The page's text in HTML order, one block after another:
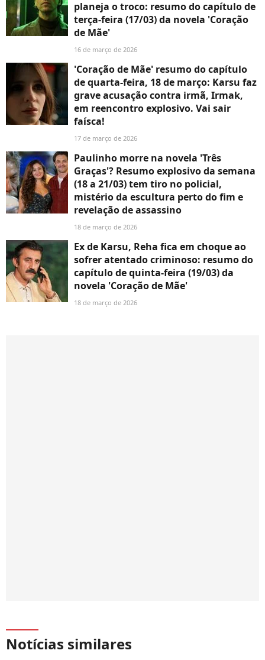
planeja o troco: resumo do capítulo de
terça-feira (17/03) da novela 'Coração
de Mãe'
16 de março de 2026
'Coração de Mãe' resumo do capítulo
de quarta-feira, 18 de março: Karsu faz
grave acusação contra irmã, Irmak,
em reencontro explosivo. Vai sair
faísca!
17 de março de 2026
Paulinho morre na novela 'Três
Graças'? Resumo explosivo da semana
(18 a 21/03) tem tiro no policial,
mistério da escultura perto do fim e
revelação de assassino
18 de março de 2026
Ex de Karsu, Reha fica em choque ao
sofrer atentado criminoso: resumo do
capítulo de quinta-feira (19/03) da
novela 'Coração de Mãe'
18 de março de 2026
Notícias similares